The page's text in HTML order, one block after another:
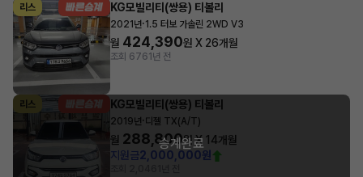
리스 KG모빌리티(쌍용) 티볼리
2021년·1.5 터보 가솔린 2WD V3
월 424,390원 X 26개월
조회 6761년 전
리스 KG모빌리티(쌍용) 티볼리
2019년· 디젤 TX(A/T)
월 288,800원 X 14개월
지원금2,000,000원
승계완료